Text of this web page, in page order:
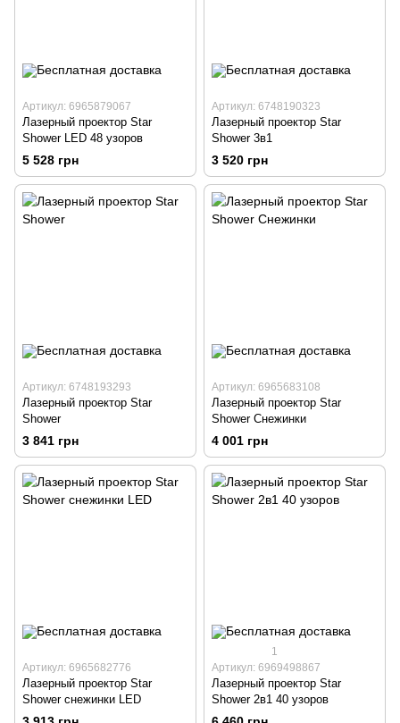
Артикул: 6965879067
Лазерный проектор Star
Shower LED 48 узоров
5 528 грн
Артикул: 6748190323
Лазерный проектор Star
Shower 3в1
3 520 грн
Артикул: 6748193293
Лазерный проектор Star
Shower
3 841 грн
Артикул: 6965683108
Лазерный проектор Star
Shower Снежинки
4 001 грн
Артикул: 6965682776
Лазерный проектор Star
Shower снежинки LED
1
Артикул: 6969498867
Лазерный проектор Star
Shower 2в1 40 узоров